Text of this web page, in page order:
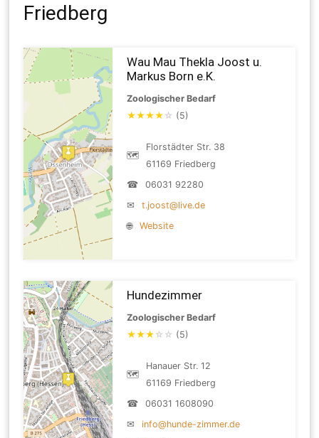
Friedberg
Wau Mau Thekla Joost u.
Markus Born e.K.
Zoologischer Bedarf
★★★★ ☆ (5)
🗺
Florstädter Str. 38
61169 Friedberg
☎
06031 92280
✉
t.joost@live.de
🌐
Website
Hundezimmer
Zoologischer Bedarf
★★★ ☆ ☆ (5)
🗺
Hanauer Str. 12
61169 Friedberg
☎
06031 1608090
✉
info@hunde-zimmer.de